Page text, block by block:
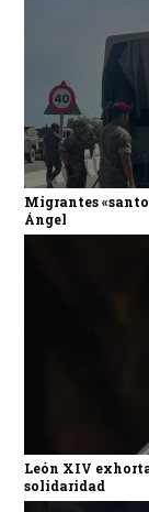
Migrantes
Ángel
León XIV
solidaridad